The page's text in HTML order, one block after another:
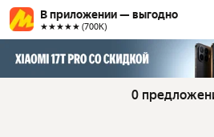
В приложении — выгодно
★★★★★ (700К)
0